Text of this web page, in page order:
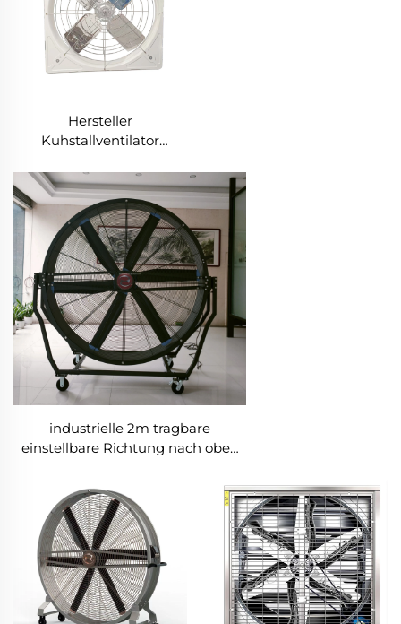
Spannung
Hersteller
Kuhstallventilator
tägliche Belüftung von
Kuhfarmen
industrielle 2m tragbare
einstellbare Richtung nach oben
Lagerhallenbelüftungsventilatoren